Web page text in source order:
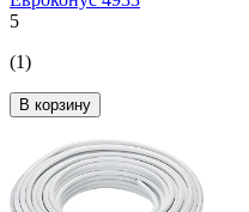
5
(1)
В корзину